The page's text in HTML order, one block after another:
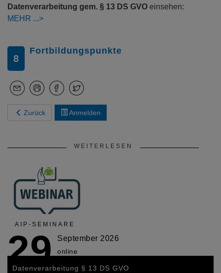
Datenverarbeitung gem. § 13 DS GVO einsehen:
MEHR
8
Fortbildungspunkte
Zurück Anmelden
WEITERLESEN
AIP-SEMINARE
29 September 2026
online
Datenverarbeitung § 13 DS GVO